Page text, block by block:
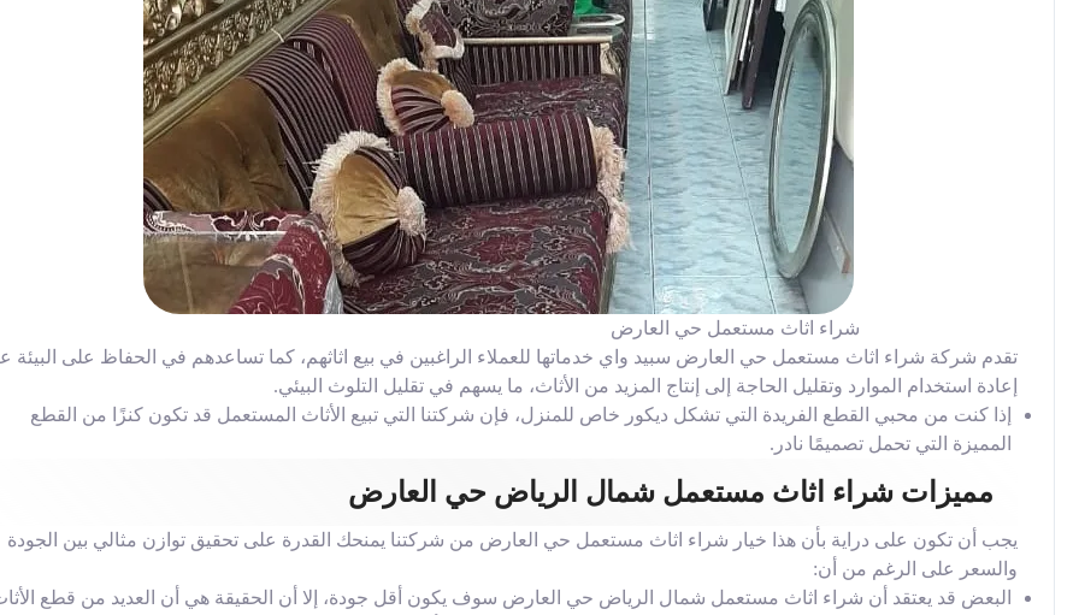
شراء اثاث مستعمل حي العارض
تقدم شركة شراء اثاث مستعمل حي العارض سبيد واي خدماتها للعملاء الراغبين في بيع اثاثهم، كما تساعدهم في الحفاظ على البيئة
إعادة استخدام الموارد وتقليل الحاجة إلى إنتاج المزيد من الأثاث، ما يسهم في تقليل التلوث البيئي.
إذا كنت من محبي القطع الفريدة التي تشكل ديكور خاص للمنزل، فإن شركتنا التي تبيع الأثاث المستعمل قد تكون كنزًا من القطع
المميزة التي تحمل تصميمًا نادر.
مميزات شراء اثاث مستعمل شمال الرياض حي العارض
يجب أن تكون على دراية بأن هذا خيار شراء اثاث مستعمل حي العارض من شركتنا يمنحك القدرة على تحقيق توازن مثالي بين الجودة
والسعر على الرغم من أن:
البعض قد يعتقد أن شراء اثاث مستعمل شمال الرياض حي العارض سوف يكون أقل جودة، إلا أن الحقيقة هي أن العديد من قطع